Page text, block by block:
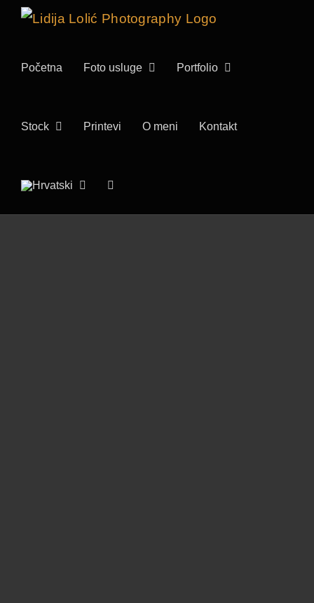
Skip
Početna Foto usluge Portfolio
Stock Printevi O meni Kontakt